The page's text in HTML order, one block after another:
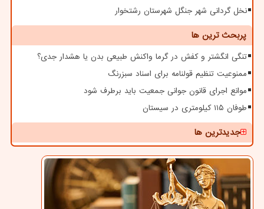
نخل گردانی شهر جنگل شهرستان رشتخوار
پربحث ترین ها
تنگی انگشتر و کفش در گرما واکنش طبیعی بدن یا هشدار جدی؟
ممنوعیت تنظیم قولنامه برای اسناد سبزرنگ
موانع اجرای قانون جوانی جمعیت باید برطرف شود
طوفان ۱۱۵ کیلومتری در سیستان
جدیدترین ها